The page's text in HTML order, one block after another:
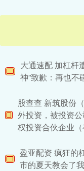
大通速配 加杠杆
神”致歉：再也不
股查查 新筑股份
外投资，被投资
权投资合伙企业（
盈亚配资 疯狂的
市的夏天教会了